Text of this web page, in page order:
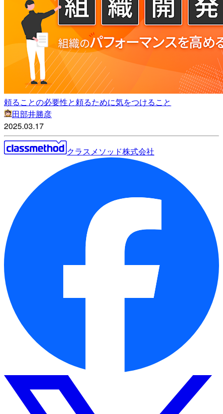
頼ることの必要性と頼るために気をつけること
田部井勝彦
2025.03.17
クラスメソッド株式会社